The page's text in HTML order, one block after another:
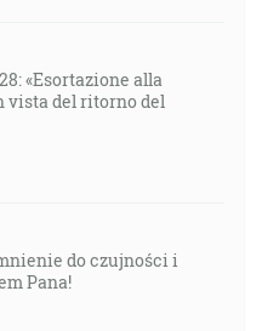
«Esortazione alla
vista del ritorno del
do czujności i
Pana!